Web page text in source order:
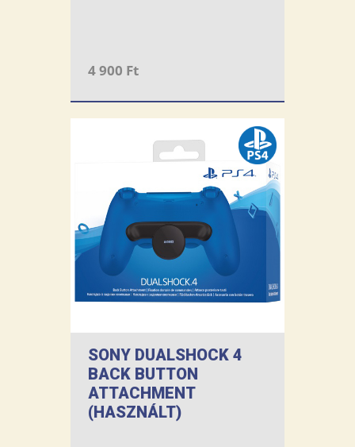
4 900 Ft
SONY DUALSHOCK 4
BACK BUTTON
ATTACHMENT
(HASZNÁLT)